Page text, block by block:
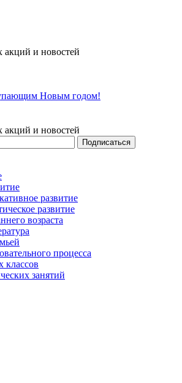
акций и новостей
Новым годом!
акций и новостей
Подписаться
развитие
развитие
возраста
процесса
классов
занятий